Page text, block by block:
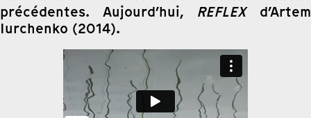
précédentes. Aujourd’hui, REFLEX d’Artem
Iurchenko (2014).